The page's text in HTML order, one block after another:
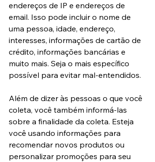
endereços de IP e endereços de
email. Isso pode incluir o nome de
uma pessoa, idade, endereço,
interesses, informações de cartão de
crédito, informações bancárias e
muito mais. Seja o mais específico
possível para evitar mal-entendidos.
Além de dizer às pessoas o que você
coleta, você também informá-las
sobre a finalidade da coleta. Esteja
você usando informações para
recomendar novos produtos ou
personalizar promoções para seu